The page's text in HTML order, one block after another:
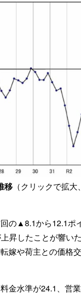
移 （クリックで拡
の▲8.1から12.1ポ
昇したことが響い
嫁や荷主との価格
金水準が24.1、営